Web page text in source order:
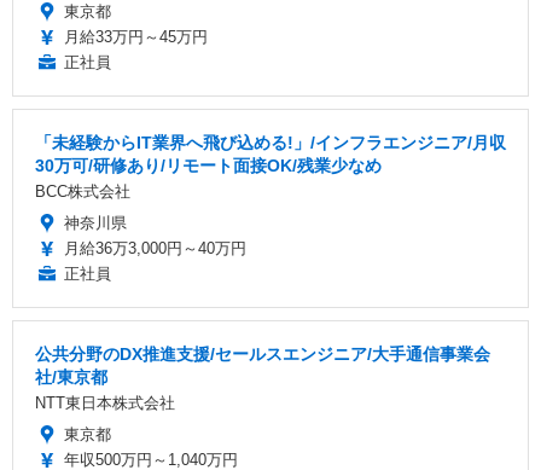
東京都
月給33万円～45万円
正社員
「未経験からIT業界へ飛び込める!」/インフラエンジニア/月収
30万可/研修あり/リモート面接OK/残業少なめ
BCC株式会社
神奈川県
月給36万3,000円～40万円
正社員
公共分野のDX推進支援/セールスエンジニア/大手通信事業会
社/東京都
NTT東日本株式会社
東京都
年収500万円～1,040万円